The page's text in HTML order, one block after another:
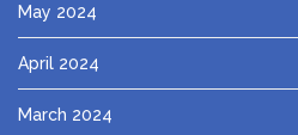
May 2024
April 2024
March 2024